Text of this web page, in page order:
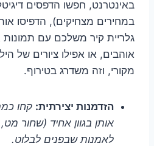
באינטרנט, חפשו הדפסים
במחירים מצחיקים), הדפיסו
גלריית קיר משלכם עם תמונות
אוהבים, או אפילו ציורים של
מקורי, וזה משדרג בטירוף.
הזדמנות יצירתית: קחו
אותן בגוון אחיד (שחור
לאמנות שבפנים לבלוט.